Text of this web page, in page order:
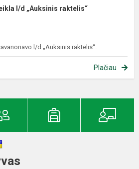
l/d „Auksinis raktelis“
l/d „Auksinis raktelis“.
Plačiau